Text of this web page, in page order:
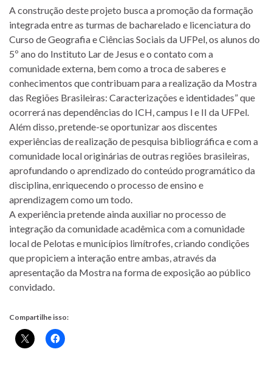
A construção deste projeto busca a promoção da formação
integrada entre as turmas de bacharelado e licenciatura do
Curso de Geografia e Ciências Sociais da UFPel, os alunos do
5º ano do Instituto Lar de Jesus e o contato com a
comunidade externa, bem como a troca de saberes e
conhecimentos que contribuam para a realização da Mostra
das Regiões Brasileiras: Caracterizações e identidades” que
ocorrerá nas dependências do ICH, campus l e II da UFPel.
Além disso, pretende-se oportunizar aos discentes
experiências de realização de pesquisa bibliográfica e com a
comunidade local originárias de outras regiões brasileiras,
aprofundando o aprendizado do conteúdo programático da
disciplina, enriquecendo o processo de ensino e
aprendizagem como um todo.
A experiência pretende ainda auxiliar no processo de
integração da comunidade acadêmica com a comunidade
local de Pelotas e municípios limítrofes, criando condições
que propiciem a interação entre ambas, através da
apresentação da Mostra na forma de exposição ao público
convidado.
Compartilhe isso: